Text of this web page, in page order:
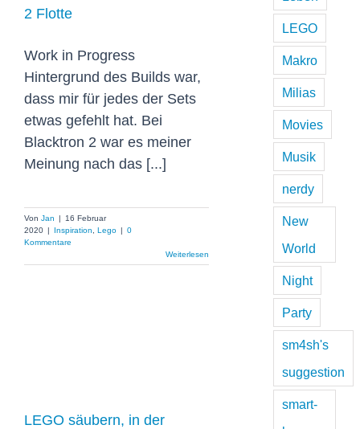
2 Flotte
Work in Progress
Hintergrund des Builds war,
dass mir für jedes der Sets
etwas gefehlt hat. Bei
Blacktron 2 war es meiner
Meinung nach das [...]
Von Jan |
16 Februar
2020 | Inspiration Lego | 0
Kommentare
Weiterlesen
Waschmaschine
LEGO säubern, in der
LEGO
Makro
Milias
Movies
Musik
nerdy
New
World
Night
Party
sm4sh's
suggestion
smart-